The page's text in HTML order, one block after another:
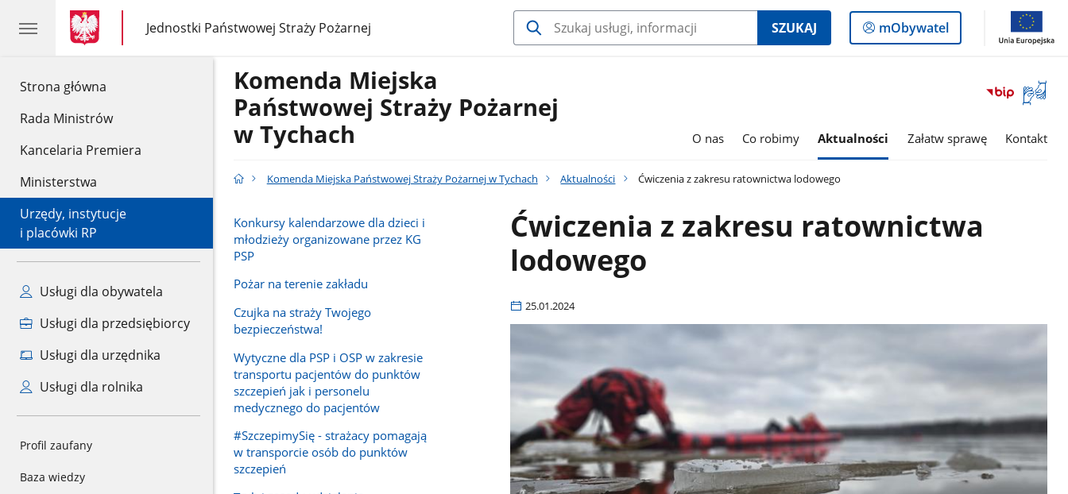
Strona główna
Rada Ministrów
Kancelaria Premiera
Ministerstwa
Urzędy, instytucje
i placówki RP
Usługi dla obywatela
Usługi dla przedsiębiorcy
Usługi dla urzędnika
Usługi dla rolnika
Profil zaufany
Baza wiedzy
gov.pl
gov.pl
Jednostki Państwowej Straży Pożarnej
gov.pl
Jednostki
Państwowej
SZUKAJ
Logowanie
do
mObywatel
Otwórz
okno
Komenda Miejska
Państwowej Straży Pożarnej
w Tychach
O nas Co robimy Aktualności Załatw sprawę Kontakt
Komenda Miejska Państwowej Straży Pożarnej w Tychach Aktualności Ćwiczenia z zakresu ratownictwa lodowego
Konkursy kalendarzowe dla dzieci i
młodzieży organizowane przez KG
PSP
Pożar na terenie zakładu
Czujka na straży Twojego
bezpieczeństwa!
Wytyczne dla PSP i OSP w zakresie
transportu pacjentów do punktów
szczepień jak i personelu
medycznego do pacjentów
#SzczepimySię - strażacy pomagają
w transporcie osób do punktów
szczepień
Ćwiczenia z zakresu ratownictwa
lodowego
25.01.2024